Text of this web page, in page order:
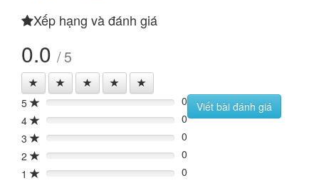
Xếp hạng và đánh giá
0.0 / 5
5 0%
0
4
0%
0
3
0%
0
2
0%
0
1
0% 0
Viết bài đánh giá